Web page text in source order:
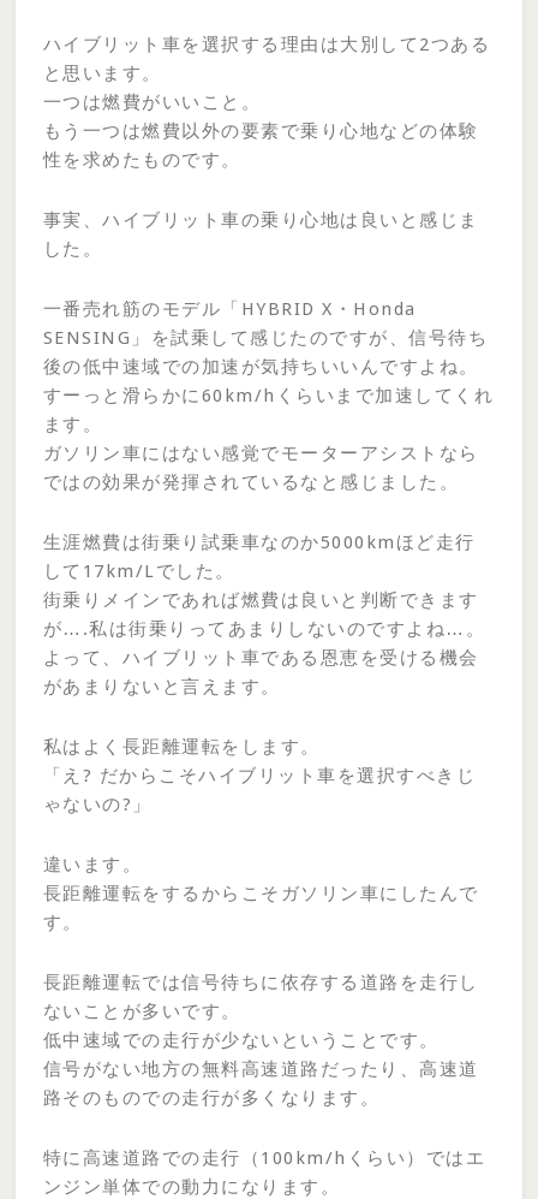
ハイブリット車を選択する理由は大別して2つある
と思います。
一つは燃費がいいこと。
もう一つは燃費以外の要素で乗り心地などの体験
性を求めたものです。
事実、ハイブリット車の乗り心地は良いと感じま
した。
一番売れ筋のモデル「HYBRID X・Honda
SENSING」を試乗して感じたのですが、信号待ち
後の低中速域での加速が気持ちいいんですよね。
すーっと滑らかに60km/hくらいまで加速してくれ
ます。
ガソリン車にはない感覚でモーターアシストなら
ではの効果が発揮されているなと感じました。
生涯燃費は街乗り試乗車なのか5000kmほど走行
して17km/Lでした。
街乗りメインであれば燃費は良いと判断できます
が….私は街乗りってあまりしないのですよね…。
よって、ハイブリット車である恩恵を受ける機会
があまりないと言えます。
私はよく長距離運転をします。
「え? だからこそハイブリット車を選択すべきじ
ゃないの?」
違います。
長距離運転をするからこそガソリン車にしたんで
す。
長距離運転では信号待ちに依存する道路を走行し
ないことが多いです。
低中速域での走行が少ないということです。
信号がない地方の無料高速道路だったり、高速道
路そのものでの走行が多くなります。
特に高速道路での走行（100km/hくらい）ではエ
ンジン単体での動力になります。